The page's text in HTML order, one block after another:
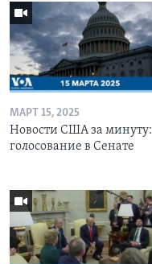
МАРТ 15, 2025
Новости США за минуту:
голосование в Сенате